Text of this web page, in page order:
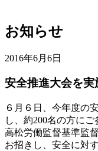
お知らせ
2016年6月6日
安全推進大会を実
６月６日、今年度の
し、約200名の方にご
高松労働監督基準監
お招きし、安全に対